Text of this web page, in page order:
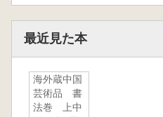
最近見た本
海外蔵中国
芸術品 書
法巻 上中